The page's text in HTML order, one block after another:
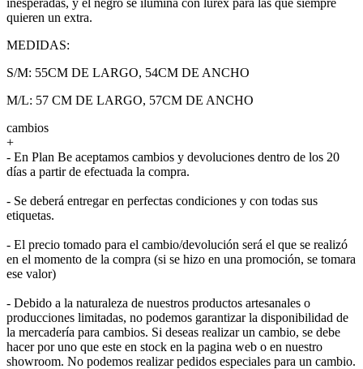
quieren un extra.
MEDIDAS:
S/M: 55CM DE LARGO, 54CM DE ANCHO
M/L: 57 CM DE LARGO, 57CM DE ANCHO
cambios
+
- En Plan Be aceptamos cambios y devoluciones dentro de los 20
días a partir de efectuada la compra.
- Se deberá entregar en perfectas condiciones y con todas sus
etiquetas.
- El precio tomado para el cambio/devolución será el que se realizó
en el momento de la compra (si se hizo en una promoción, se tomara
ese valor)
- Debido a la naturaleza de nuestros productos artesanales o
producciones limitadas, no podemos garantizar la disponibilidad de
la mercadería para cambios. Si deseas realizar un cambio, se debe
hacer por uno que este en stock en la pagina web o en nuestro
showroom. No podemos realizar pedidos especiales para un cambio.